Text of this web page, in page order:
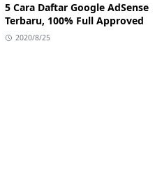
5 Cara Daftar Google AdSense
Terbaru, 100% Full Approved
2020/8/25